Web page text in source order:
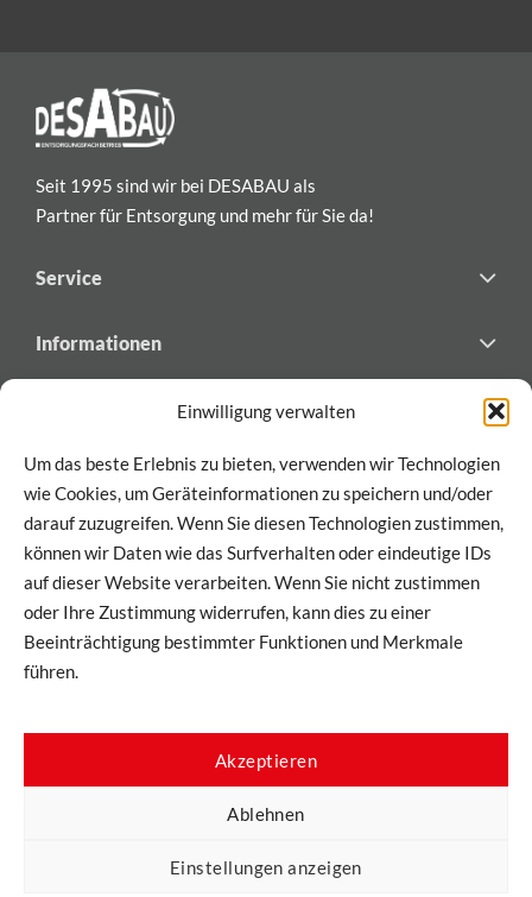
Einwilligung verwalten
Um das beste Erlebnis zu bieten, verwenden wir Technologien
wie Cookies, um Geräteinformationen zu speichern und/oder
darauf zuzugreifen. Wenn Sie diesen Technologien zustimmen,
können wir Daten wie das Surfverhalten oder eindeutige IDs
auf dieser Website verarbeiten. Wenn Sie nicht zustimmen
oder Ihre Zustimmung widerrufen, kann dies zu einer
Beeinträchtigung bestimmter Funktionen und Merkmale
führen.
Akzeptieren
Ablehnen
Einstellungen anzeigen
Seit 1995 sind wir bei DESABAU als
Partner für Entsorgung und mehr für Sie da!
Service
Informationen
für exklusive Updates und Einblicke!
Hiermit stimme ich zu, dass meine Informationen im Rahmen
unsererDatenschutzbestimmungenverarbeitet werden
powered by tzn Digital